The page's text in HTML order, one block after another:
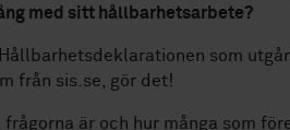
med sitt hållbarhetsarbete?
som
från sis.se, gör det!
frågorna är och hur många som